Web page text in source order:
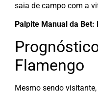
saia de campo com a
Palpite Manual da
Flamengo
Mesmo sendo